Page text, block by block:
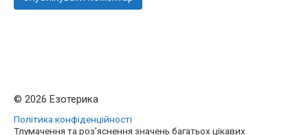
© 2026 Езотерика
Політика конфіденційності
Тлумачення та роз'яснення значень багатьох цікавих